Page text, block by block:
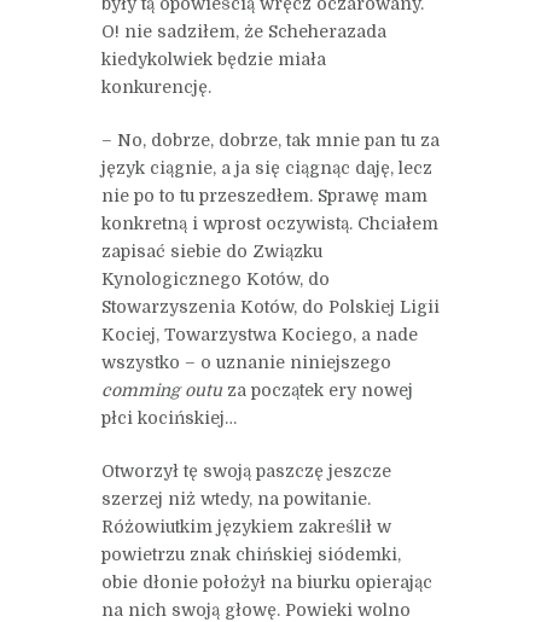
były tą opowieścią wręcz oczarowany.
O! nie sadziłem, że Scheherazada
kiedykolwiek będzie miała
konkurencję.
– No, dobrze, dobrze, tak mnie pan tu za
język ciągnie, a ja się ciągnąc daję, lecz
nie po to tu przeszedłem. Sprawę mam
konkretną i wprost oczywistą. Chciałem
zapisać siebie do Związku
Kynologicznego Kotów, do
Stowarzyszenia Kotów, do Polskiej Ligii
Kociej, Towarzystwa Kociego, a nade
wszystko – o uznanie niniejszego
comming outuza początek ery nowej
płci kocińskiej…
Otworzył tę swoją paszczę jeszcze
szerzej niż wtedy, na powitanie.
Różowiutkim językiem zakreślił w
powietrzu znak chińskiej siódemki,
obie dłonie położył na biurku opierając
na nich swoją głowę. Powieki wolno